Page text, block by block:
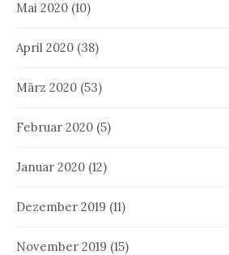
Mai 2020 (10)
April 2020 (38)
März 2020 (53)
Februar 2020 (5)
Januar 2020 (12)
Dezember 2019 (11)
November 2019 (15)